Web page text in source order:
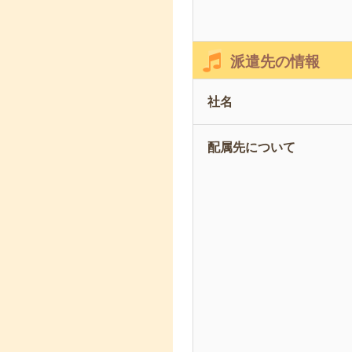
派遣先の情報
社名
配属先について